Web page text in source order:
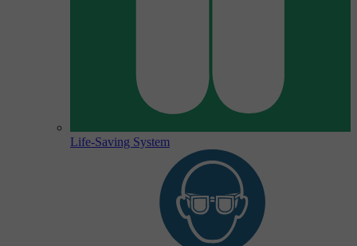
Life-Saving System